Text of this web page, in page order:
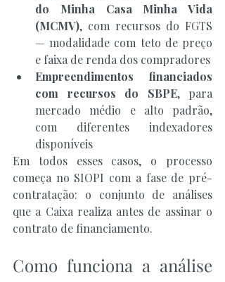
do Minha Casa Minha Vida
(MCMV), com recursos do FGTS
— modalidade com teto de preço
e faixa de renda dos compradores
Empreendimentos financiados
com recursos do SBPE, para
mercado médio e alto padrão,
com diferentes indexadores
disponíveis
Em todos esses casos, o processo
começa no SIOPI com a fase de pré-
contratação: o conjunto de análises
que a Caixa realiza antes de assinar o
contrato de financiamento.
Como funciona a análise